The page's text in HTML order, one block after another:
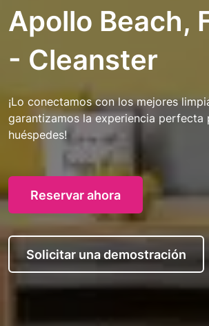
Apollo Beach,
- Cleanster
¡Lo conectamos con los mejores
garantizamos la experiencia perfecta
huéspedes!
Reservar ahora
Solicitar una demostración